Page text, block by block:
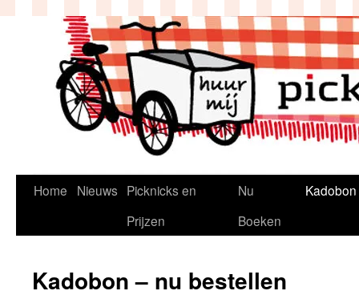
Home Nieuws Picknicks en
Prijzen
Nu
Boeken
Kadobon
Kadobon – nu bestellen